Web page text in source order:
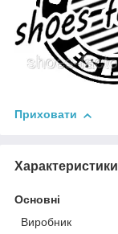
Приховати
Характеристики
Основні
Виробник